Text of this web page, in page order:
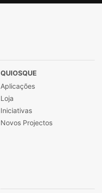
QUIOSQUE
Aplicações
Loja
Iniciativas
Novos Projectos